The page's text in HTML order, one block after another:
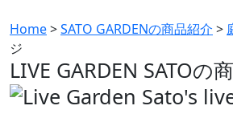
Home>SATO GARDENの商品紹介 >
ジ
LIVE GARDEN SATOの